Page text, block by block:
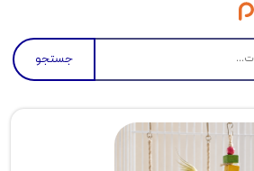
جستجو